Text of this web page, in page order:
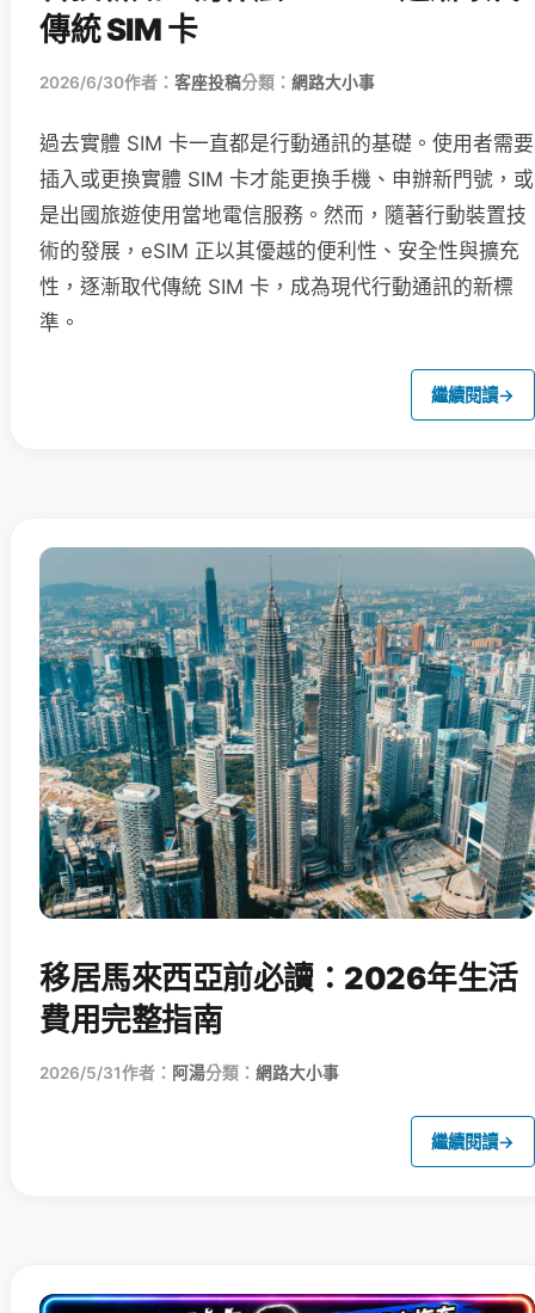
傳統 SIM 卡
2026/6/30作者： 客座投稿分類： 網路大小事
過去實體 SIM 卡一直都是行動通訊的基礎。使用者需要
插入或更換實體 SIM 卡才能更換手機、申辦新門號，或
是出國旅遊使用當地電信服務。然而，隨著行動裝置技
術的發展，eSIM 正以其優越的便利性、安全性與擴充
性，逐漸取代傳統 SIM 卡，成為現代行動通訊的新標
準。
繼續閱讀→
移居馬來西亞前必讀：2026年生活
費用完整指南
2026/5/31作者： 阿湯分類： 網路大小事
繼續閱讀→